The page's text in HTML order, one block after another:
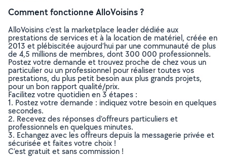
Comment fonctionne AlloVoisins ?
AlloVoisins c’est la marketplace leader dédiée aux
prestations de services et à la location de matériel, créée en
2013 et plébiscitée aujourd’hui par une communauté de plus
de 4,5 millions de membres, dont 300 000 professionnels.
Postez votre demande et trouvez proche de chez vous un
particulier ou un professionnel pour réaliser toutes vos
prestations, du plus petit besoin aux plus grands projets,
pour un bon rapport qualité/prix.
Facilitez votre quotidien en 3 étapes :
1. Postez votre demande : indiquez votre besoin en quelques
secondes.
2. Recevez des réponses d’offreurs particuliers et
professionnels en quelques minutes.
3. Echangez avec les offreurs depuis la messagerie privée et
sécurisée et faites votre choix !
C’est gratuit et sans commission !